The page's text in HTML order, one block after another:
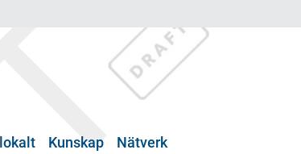
Kunskap Nätverk